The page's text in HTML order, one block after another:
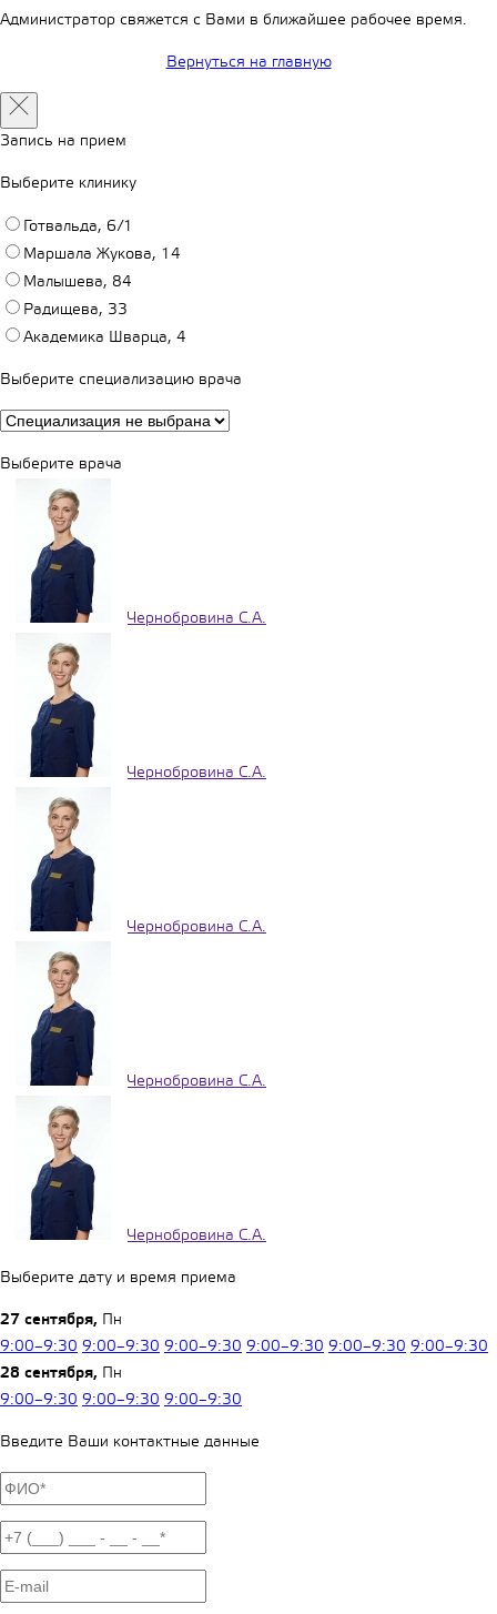
Администратор свяжется с Вами в ближайшее рабочее время.
Вернуться на главную
Запись на прием
Выберите клинику
Готвальда, 6/1
Маршала Жукова, 14
Малышева, 84
Радищева, 33
Академика Шварца, 4
Выберите специализацию врача
Выберите врача
Чернобровина С.А.
Чернобровина С.А.
Чернобровина С.А.
Чернобровина С.А.
Чернобровина С.А.
Выберите дату и время приема
27 сентября, Пн
9:00–9:30 9:00–9:30 9:00–9:30 9:00–9:30 9:00–9:30 9:00–9:30
28 сентября, Пн
9:00–9:30 9:00–9:30 9:00–9:30
Введите Ваши контактные данные